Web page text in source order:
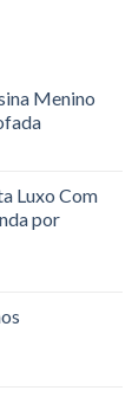
Menino
Luxo Com
por